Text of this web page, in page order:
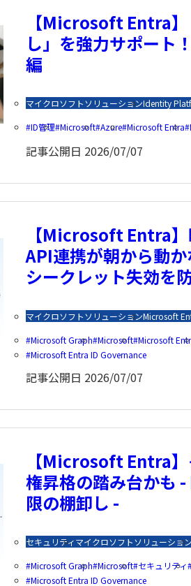
【Microsoft Entra
し」を強力サポート
編
マイクロソフトソリューションIdentity
ID管理 Microsoft Azure Microsoft Entra
記事公開日 2026/07/07
【Microsoft Entra
API連携が朝から動
シークレット失効を
マイクロソフトソリューションMicrosoft
Microsoft Graph Microsoft Microsoft
Microsoft Entra ID Governance
記事公開日 2026/07/07
【Microsoft Entra
権昇格の踏み台かも
限の棚卸し -
セキュリティマイクロソフトソリューショ
Microsoft Graph Microsoft セキュリティ
Microsoft Entra ID Governance